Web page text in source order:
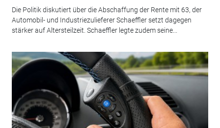
Die Politik diskutiert über die Abschaffung der Rente mit 63, der
Automobil- und Industriezulieferer Schaeffler setzt dagegen
stärker auf Altersteilzeit. Schaeffler legte zudem seine...